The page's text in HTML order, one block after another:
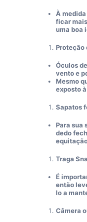
À
ficar
uma boa
Proteção
Óculos
vento e
Mesmo
exposto
Sapatos
Para sua
dedo
Traga
É
então
lo a
Câmera